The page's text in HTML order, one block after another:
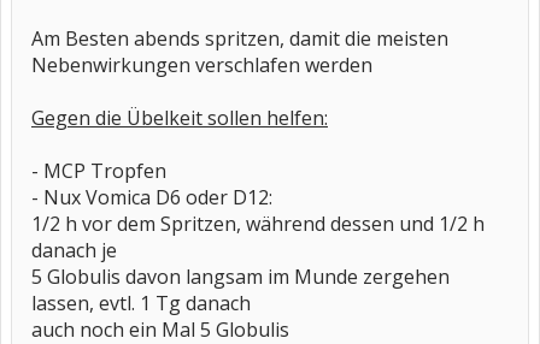
Am Besten abends spritzen, damit die meisten
Nebenwirkungen verschlafen werden
Gegen die Übelkeit sollen helfen:
- MCP Tropfen
- Nux Vomica D6 oder D12:
1/2 h vor dem Spritzen, während dessen und 1/2 h
danach je
5 Globulis davon langsam im Munde zergehen
lassen, evtl. 1 Tg danach
auch noch ein Mal 5 Globulis